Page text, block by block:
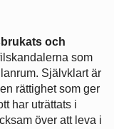
och
som
Självklart är
rättighet som ger
har uträttats i
över att leva i